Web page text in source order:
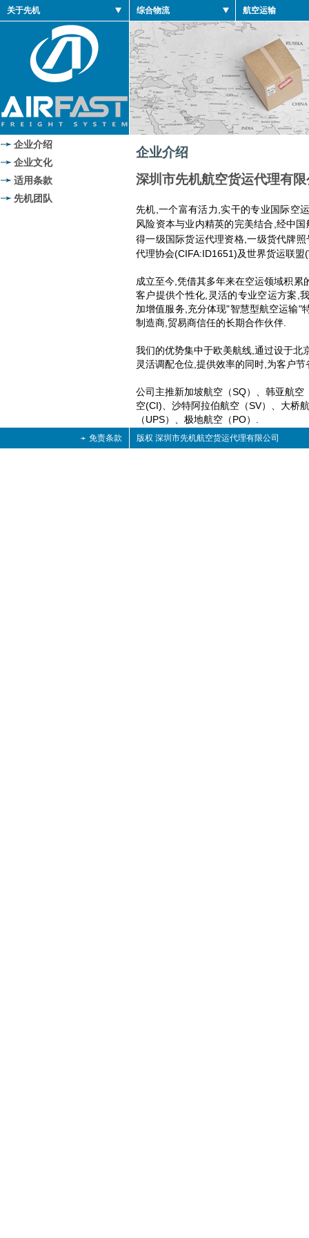
关于先机 综合物流 航空运输
企业介绍
企业文化
适用条款
先机团队
企业介绍
深圳市先机航空货运代理有
先机,一个富有活力,实干的专业国际空
风险资本与业内精英的完美结合, 经中国
得一级国际货运代理资格,一级货代牌
代理协会(CIFA:ID1651)及世界货运联
成立至今,凭借其多年来在空运领域积累
客户提供个性化,灵活的专业空运方案,
加增值服务,充分体现"智慧型航空运输"
制造商,贸易商信任的长期合作伙伴.
我们的优势集中于欧美航线,通过设于北
灵活调配仓位,提供效率的同时,为客户节
公司主推新加坡航空（SQ）、韩亚航
空(CI)、沙特阿拉伯航空（SV）、大桥
（UPS）、极地航空（PO）.
免责条款 版权 深圳市先机航空货运代理有限公司